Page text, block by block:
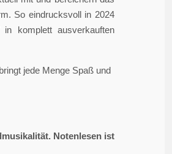
So eindrucksvoll in 2024
komplett ausverkauften
jede Menge Spaß und
Notenlesen ist